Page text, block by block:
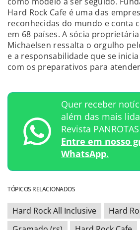
Hard Rock Cafe é uma das
reconhecidas do mundo e conta
em 68 países. A sócia
Michaelsen ressalta o orgulho
e a responsabilidade que se
com os preparativos para
Quer receber
além das mais
Revista
Entre em nosso
WhatsApp.
TÓPICOS RELACIONADOS
Hard Rock All Inclusive
Hard